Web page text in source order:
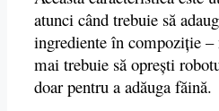
atunci când trebuie să
ingrediente în compoziție –
mai trebuie să oprești
doar pentru a adăuga făină.